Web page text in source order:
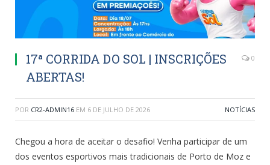
17ª CORRIDA DO SOL | INSCRIÇÕES
ABERTAS!
0
POR CR2-ADMIN16 EM 6 DE JULHO DE 2026 NOTÍCIAS
Chegou a hora de aceitar o desafio! Venha participar de um
dos eventos esportivos mais tradicionais de Porto de Moz e